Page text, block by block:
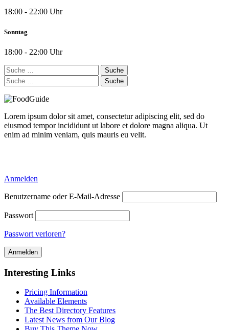
18:00 - 22:00 Uhr
Sonntag
18:00 - 22:00 Uhr
Suche
nach:
Suche
nach:
Lorem ipsum dolor sit amet, consectetur adipiscing elit, sed do
eiusmod tempor incididunt ut labore et dolore magna aliqua. Ut
enim ad minim veniam, quis mauris eu velit.
Anmelden
Benutzername oder E-Mail-Adresse
Passwort
Passwort verloren?
Interesting Links
Pricing Information
Available Elements
The Best Directory Features
Latest News from Our Blog